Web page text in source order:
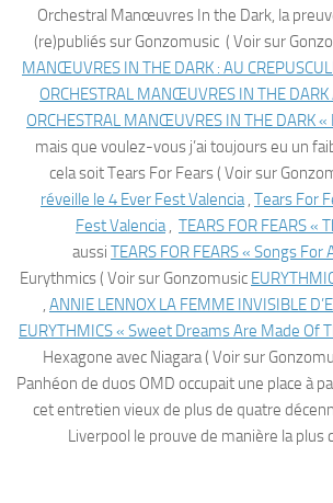
Orchestral Manœuvres In the Dark, la
(re)publiés sur Gonzomusic ( Voir sur
MANŒUVRES IN THE DARK : AU
ORCHESTRAL MANŒUVRES IN THE DARK
ORCHESTRAL MANŒUVRES IN THE DARK
mais que voulez-vous j’ai toujours eu un
cela soit Tears For Fears ( Voir sur
réveille le 4 Ever Fest Valencia, Tears For
Fest Valencia, TEARS FOR FEARS «
aussi TEARS FOR FEARS « Songs
Eurythmics ( Voir sur Gonzomusic
, ANNIE LENNOX LA FEMME INVISIBLE
EURYTHMICS « Sweet Dreams Are Made Of
Hexagone avec Niagara ( Voir sur
Panhéon de duos OMD occupait une place à
cet entretien vieux de plus de quatre
Liverpool le prouve de manière la plus